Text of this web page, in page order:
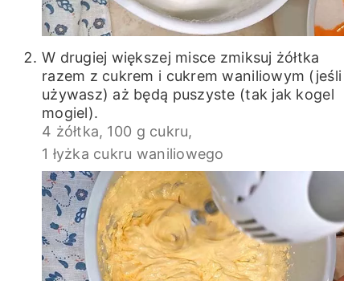
W drugiej większej misce zmiksuj żółtka
razem z cukrem i cukrem waniliowym (jeśli
używasz) aż będą puszyste (tak jak kogel
mogiel).
4 żółtka, 100 g cukru,
1 łyżka cukru waniliowego